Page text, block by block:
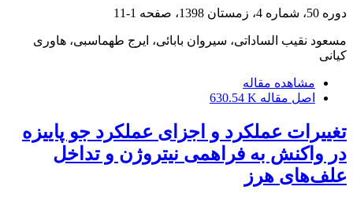
دوره 50، شماره 4، زمستان 1398، صفحه 1-11
مسعود نقیب الساداتی، سیروان بابائی، ایرج طهماسبی، هاوری
کیانی
مشاهده مقاله
اصل مقاله 630.54 K
تغییرات عملکرد و اجزای عملکرد جو پاییزه
در واکنش به فراهمی نیتروژن و تداخل
علف‌های هرز